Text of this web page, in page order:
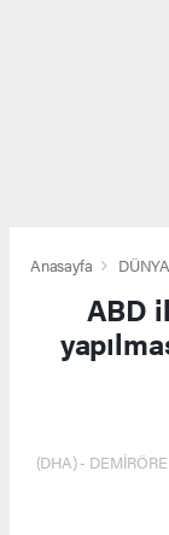
Anasayfa DÜNYA
ABD
(DHA) -